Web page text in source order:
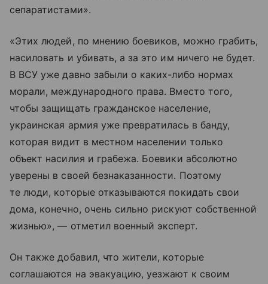
сепаратистами».
«Этих людей, по мнению боевиков, можно грабить,
насиловать и убивать, а за это им ничего не будет.
В ВСУ уже давно забыли о каких-либо нормах
морали, международного права. Вместо того,
чтобы защищать гражданское население,
украинская армия уже превратилась в банду,
которая видит в местном населении только
объект насилия и грабежа. Боевики абсолютно
уверены в своей безнаказанности. Поэтому
те люди, которые отказываются покидать свои
дома, конечно, очень сильно рискуют собственной
жизнью», — отметил военный эксперт.
Он также добавил, что жители, которые
соглашаются на эвакуацию, уезжают к своим